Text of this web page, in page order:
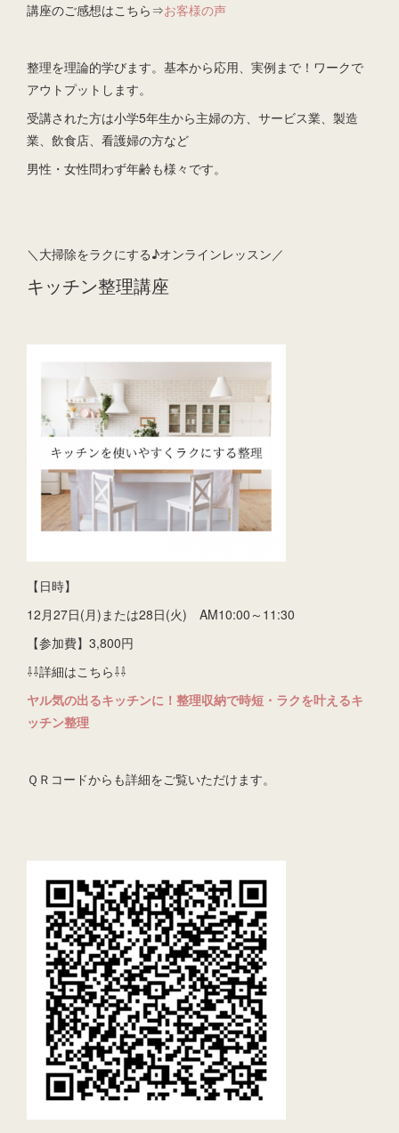
講座のご感想はこちら⇒お客様の声
整理を理論的学びます。基本から応用、実例まで！ワークで
アウトプットします。
受講された方は小学5年生から主婦の方、サービス業、製造
業、飲食店、看護婦の方など
男性・女性問わず年齢も様々です。
＼大掃除をラクにする♪オンラインレッスン／
キッチン整理講座
【日時】
12月27日(月)または28日(火) AM10:00～11:30
【参加費】3,800円
⇩⇩詳細はこちら⇩⇩
ヤル気の出るキッチンに！整理収納で時短・ラクを叶えるキ
ッチン整理
ＱＲコードからも詳細をご覧いただけます。